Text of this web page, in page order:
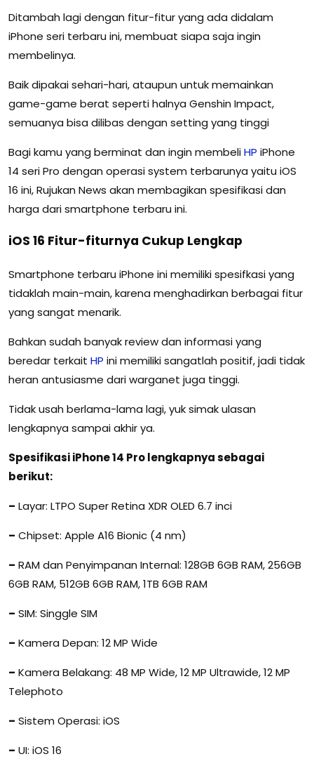
Ditambah lagi dengan fitur-fitur yang ada didalam
iPhone seri terbaru ini, membuat siapa saja ingin
membelinya.
Baik dipakai sehari-hari, ataupun untuk memainkan
game-game berat seperti halnya Genshin Impact,
semuanya bisa dilibas dengan setting yang tinggi
Bagi kamu yang berminat dan ingin membeliHP iPhone
14 seri Pro dengan operasi system terbarunya yaitu iOS
16 ini, Rujukan News akan membagikan spesifikasi dan
harga dari smartphone terbaru ini.
iOS 16 Fitur-fiturnya Cukup Lengkap
Smartphone terbaru iPhone ini memiliki spesifkasi yang
tidaklah main-main, karena menghadirkan berbagai fitur
yang sangat menarik.
Bahkan sudah banyak review dan informasi yang
beredar terkait HP ini memiliki sangatlah positif, jadi tidak
heran antusiasme dari warganet juga tinggi.
Tidak usah berlama-lama lagi, yuk simak ulasan
lengkapnya sampai akhir ya.
Spesifikasi iPhone 14 Pro lengkapnya sebagai
berikut:
– Layar: LTPO Super Retina XDR OLED 6.7 inci
– Chipset: Apple A16 Bionic (4 nm)
– RAM dan Penyimpanan Internal: 128GB 6GB RAM, 256GB
6GB RAM, 512GB 6GB RAM, 1TB 6GB RAM
– SIM: Singgle SIM
– Kamera Depan: 12 MP Wide
– Kamera Belakang: 48 MP Wide, 12 MP Ultrawide, 12 MP
Telephoto
– Sistem Operasi: iOS
– UI: iOS 16